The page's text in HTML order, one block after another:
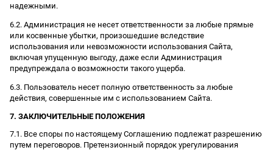
надежными.
6.2. Администрация не несет ответственности за любые прямые
или косвенные убытки, произошедшие вследствие
использования или невозможности использования Сайта,
включая упущенную выгоду, даже если Администрация
предупреждала о возможности такого ущерба.
6.3. Пользователь несет полную ответственность за любые
действия, совершенные им с использованием Сайта.
7. ЗАКЛЮЧИТЕЛЬНЫЕ ПОЛОЖЕНИЯ
7.1. Все споры по настоящему Соглашению подлежат разрешению
путем переговоров. Претензионный порядок урегулирования